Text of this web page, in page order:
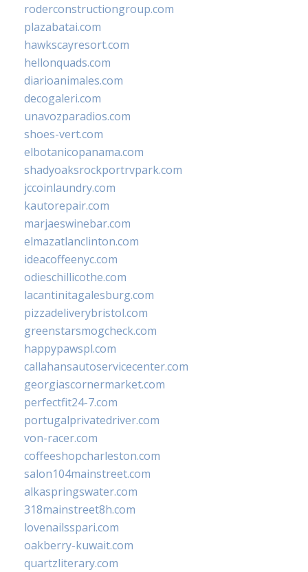
roderconstructiongroup.com
plazabatai.com
hawkscayresort.com
hellonquads.com
diarioanimales.com
decogaleri.com
unavozparadios.com
shoes-vert.com
elbotanicopanama.com
shadyoaksrockportrvpark.com
jccoinlaundry.com
kautorepair.com
marjaeswinebar.com
elmazatlanclinton.com
ideacoffeenyc.com
odieschillicothe.com
lacantinitagalesburg.com
pizzadeliverybristol.com
greenstarsmogcheck.com
happypawspl.com
callahansautoservicecenter.com
georgiascornermarket.com
perfectfit24-7.com
portugalprivatedriver.com
von-racer.com
coffeeshopcharleston.com
salon104mainstreet.com
alkaspringswater.com
318mainstreet8h.com
lovenailsspari.com
oakberry-kuwait.com
quartzliterary.com